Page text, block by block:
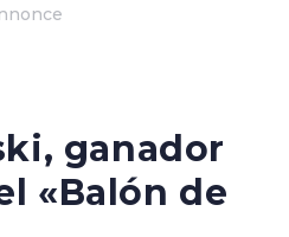
ganador
«Balón de